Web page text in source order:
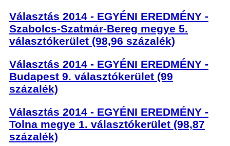
Választás 2014 - EGYÉNI EREDMÉNY -
Szabolcs-Szatmár-Bereg megye 5.
választókerület (98,96 százalék)
Választás 2014 - EGYÉNI EREDMÉNY -
Budapest 9. választókerület (99
százalék)
Választás 2014 - EGYÉNI EREDMÉNY -
Tolna megye 1. választókerület (98,87
százalék)